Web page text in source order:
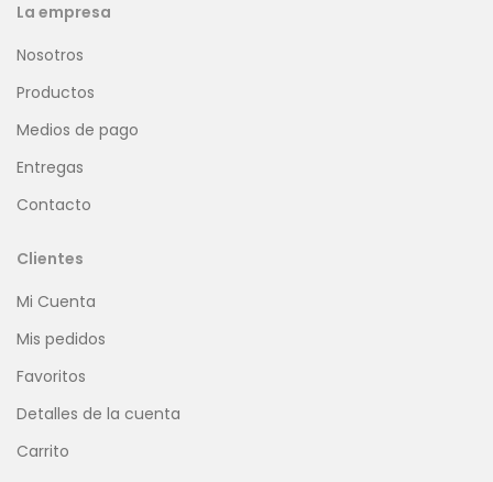
La empresa
Nosotros
Productos
Medios de pago
Entregas
Contacto
Clientes
Mi Cuenta
Mis pedidos
Favoritos
Detalles de la cuenta
Carrito